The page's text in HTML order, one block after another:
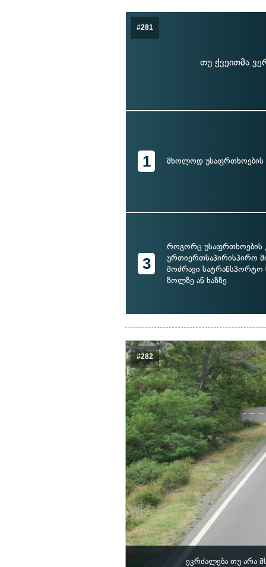
#281
თუ ქვეითმა
1 მხოლოდ უსაფრთხოების
3
როგორც უსაფრთხოების
ურთიერთსაპირისპირო
მოძრავი სატრანსპორტო
ზოლზე ან ხაზზე
#282
ეკრძალება თუ არა